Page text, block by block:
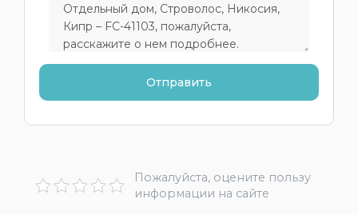
Пожалуйста, оцените пользу
информации на сайте